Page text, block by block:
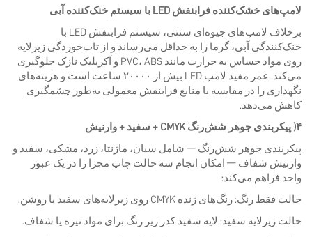
لامپ‌های خشک‌کننده فرابنفش LED با سیستم خنک‌کننده آبی
برخلاف لامپ‌های جیوه‌ای سنتی، سیستم فرابنفش LED با
خنک‌کنندگی آبی، گرما را به حداقل می‌رساند و از تاب‌خوردگی زیرلایه
روی مواد حساس به حرارت مانند PVC، ABS و آکریلیک نازک جلوگیری
می‌کند. عمر مفید لامپ LED بیش از ۲۰۰۰۰ ساعت است و هزینه‌های
نگهداری را در مقایسه با منابع فرابنفش معمولی به‌طور چشمگیری
کاهش می‌دهد.
۴) پیکربندی جوهر شش‌رنگ CMYK + سفید + وارنیش
پیکربندی جوهر شش‌رنگ — شامل سیان، ماژنتا، زرد، مشکی، سفید و
وارنیش شفاف — امکان انجام سه حالت چاپ مجزا را در یک عبور
واحد فراهم می‌کند:
حالت فقط رنگ: رنگ‌های زنده CMYK روی زیرلایه‌های سفید یا روشن.
حالت زیرلایه سفید: لایه سفید کدر زیر رنگ برای مواد تیره یا شفاف.